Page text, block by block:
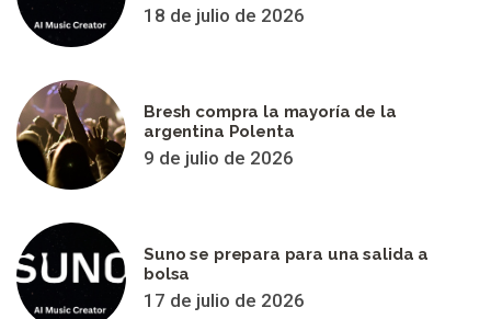
18 de julio de 2026
Bresh compra la mayoría de la
argentina Polenta
9 de julio de 2026
Suno se prepara para una salida a
bolsa
17 de julio de 2026